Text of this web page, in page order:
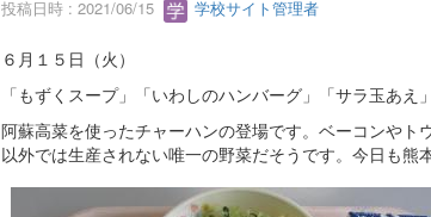
投稿日時 : 2021/06/15 学校サイト管理者
６月１５日（火）
「もずくスープ」「いわしのハンバーグ」「サラ玉あえ
阿蘇高菜を使ったチャーハンの登場です。ベーコンや
以外では生産されない唯一の野菜だそうです。今日も熊